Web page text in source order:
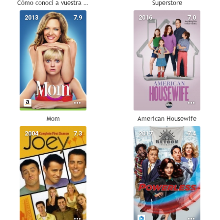
Cómo conocí a vuestra madre Superstore
7.9
2013
Mom
7.0
2016
American Housewife
7.3
2004 7.4
2017